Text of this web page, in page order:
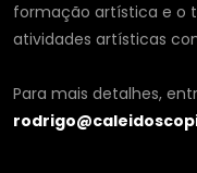
formação artística e o
atividades artísticas
Para mais detalhes,